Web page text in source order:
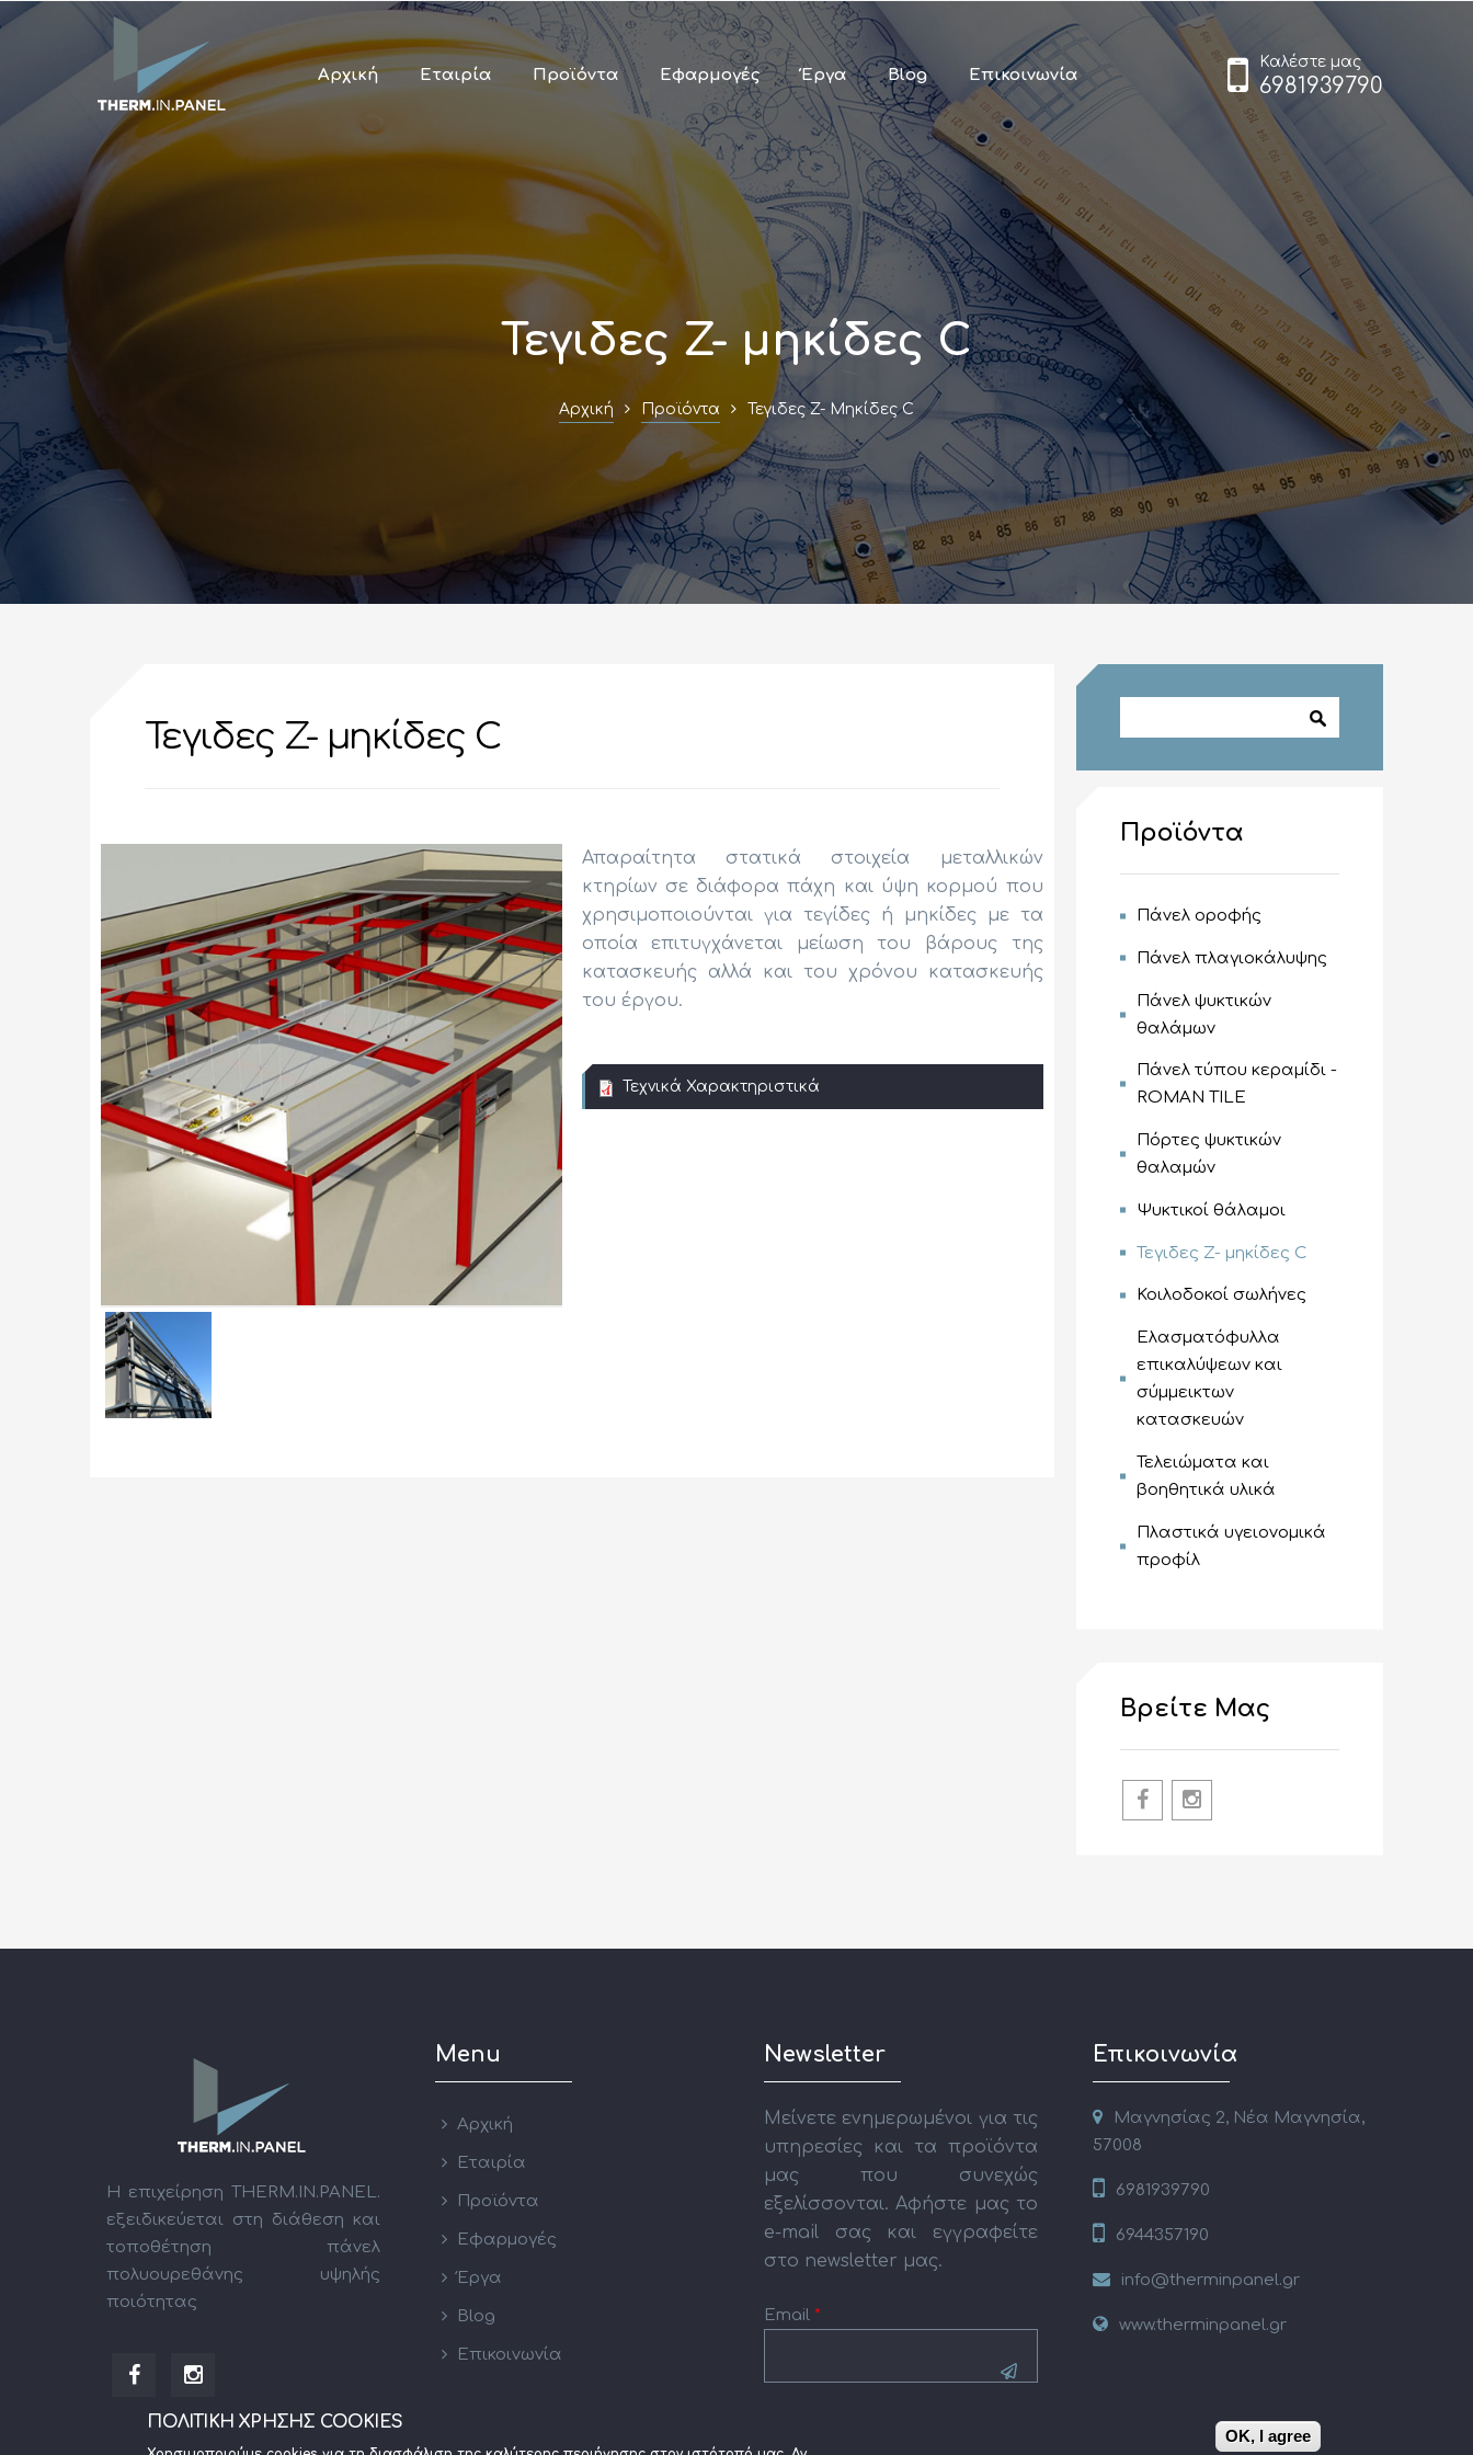
Παράκαμψη
προς το
κυρίως
περιεχόμενο
Αρχική Εταιρία Προϊόντα Εφαρμογές Έργα Blog Επικοινωνία
Καλέστε μας
6981939790
Τεγιδες Z- μηκίδες C
Αρχική Προϊόντα Τεγιδες Z- Μηκίδες C
Τεγιδες Z- μηκίδες C
Απαραίτητα στατικά στοιχεία μεταλλικών
κτηρίων σε διάφορα πάχη και ύψη κορμού που
χρησιμοποιούνται για τεγίδες ή μηκίδες με τα
οποία επιτυγχάνεται μείωση του βάρους της
κατασκευής αλλά και του χρόνου κατασκευής
του έργου.
Τεχνικά Χαρακτηριστικά
Προϊόντα
Πάνελ οροφής
Πάνελ πλαγιοκάλυψης
Πάνελ ψυκτικών
θαλάμων
Πάνελ τύπου κεραμίδι -
ROMAN TILE
Πόρτες ψυκτικών
θαλαμών
Ψυκτικοί θάλαμοι
Τεγιδες Z- μηκίδες C
Κοιλοδοκοί σωλήνες
Ελασματόφυλλα
επικαλύψεων και
σύμμεικτων
κατασκευών
Τελειώματα και
βοηθητικά υλικά
Πλαστικά υγειονομικά
προφίλ
Βρείτε Μας
Η επιχείρηση THERM.IN.PANEL.
εξειδικεύεται στη διάθεση και
τοποθέτηση πάνελ
πολυουρεθάνης υψηλής
ποιότητας
Menu
Αρχική
Εταιρία
Προϊόντα
Εφαρμογές
Έργα
Blog
Επικοινωνία
Newsletter
Μείνετε ενημερωμένοι για τις
υπηρεσίες και τα προϊόντα
μας που συνεχώς
εξελίσσονται. Αφήστε μας το
e-mail σας και εγγραφείτε
στο newsletter μας.
Email *
Επικοινωνία
Μαγνησίας 2, Νέα Μαγνησία,
57008
6981939790
6944357190
info@therminpanel.gr
www.therminpanel.gr
ΠΟΛΙΤΙΚΗ ΧΡΗΣΗΣ COOKIES
OK, I agree